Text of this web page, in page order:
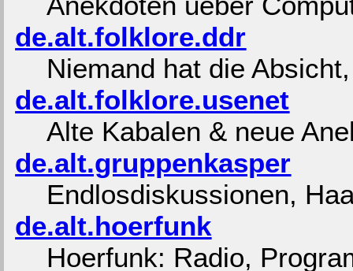
de.alt.folklore.ddr
Niemand hat die
de.alt.folklore.usenet
Alte Kabalen & neue
de.alt.gruppenkasper
Endlosdiskussionen,
de.alt.hoerfunk
Hoerfunk: Radio,